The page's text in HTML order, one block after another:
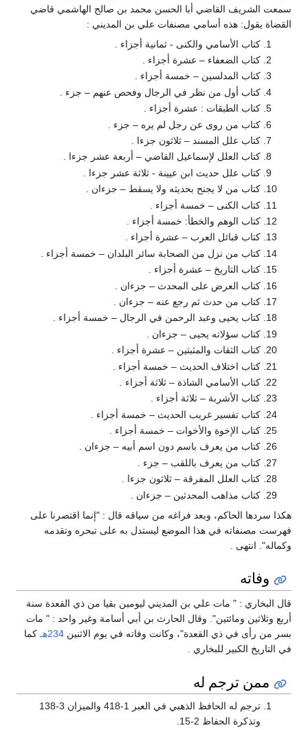
سمعت الشريف القاضي أبا الحسن محمد بن صالح الهاشمي قاضي
القضاة يقول: هذه أسامي مصنفات علي بن المديني :
كتاب الأسامي والكنى - ثمانية أجزاء .
كتاب الضعفاء – عشرة أجزاء .
كتاب المدلسين – خمسة أجزاء .
كتاب أول من نظر في الرجال وفحص عنهم – جزء .
كتاب الطبقات : عشرة أجزاء .
كتاب من روى عن رجل لم يره – جزء .
كتاب علل المسند – ثلاثون جزءا .
كتاب العلل لإسماعيل القاضي – أربعة عشر جزءا .
كتاب علل حديث ابن عيينة - ثلاثة عشر جزءا .
كتاب من لا يجنح بحديثه ولا يسقط – جزءان .
كتاب الكنى – خمسة أجزاء .
كتاب الوهم والخطأ: خمسة أجزاء .
كتاب قبائل العرب – عشرة أجزاء .
كتاب من نزل من الصحابة سائر البلدان – خمسة أجزاء .
كتاب التاريخ – عشرة أجزاء .
كتاب العرض على المحدث – جزءان .
كتاب من حدث ثم رجع عنه – جزءان .
كتاب يحيى وعبد الرحمن في الرجال – خمسة أجزاء .
كتاب سؤلاته يحيى – جزءان .
كتاب الثقات والمثبتين – عشرة أجزاء .
كتاب اختلاف الحديث – خمسة أجزاء .
كتاب الأسامي الشاذة – ثلاثة أجزاء .
كتاب الأشربة – ثلاثة أجزاء .
كتاب تفسير غريب الحديث – خمسة أجزاء .
كتاب الإخوة والأخوات – خمسة أجزاء .
كتاب من يعرف باسم دون اسم أبيه – جزءان .
كتاب من يعرف باللقب – جزء .
كتاب العلل المفرقة – ثلاثون جزءا .
كتاب مذاهب المحدثين – جزءان .
هكذا سردها الحاكم، وبعد فراغه من سياقه قال : "إنما اقتصرنا على
فهرست مصنفاته في هذا الموضع ليستدل به على تبحره وتقدمه
وكماله". انتهى .
وفاته
قال البخاري : " مات علي بن المديني ليومين بقيا من ذي القعدة سنة
أربع وثلاثين ومائتين". وقال الحارث بن أبي أسامة وغير واحد : " مات
بسر من رأى في ذي القعدة"، وكانت وفاته في يوم الاثنين 234هـ
كما
في التاريخ الكبير للبخاري .
ممن ترجم له
ترجم له الحافظ الذهبي في العبر 1-418 والميزان 3-138
وتذكرة الحفاظ 2-15.